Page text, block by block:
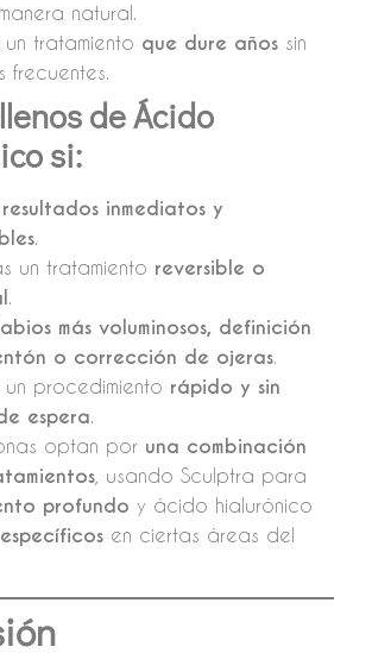
natural.
un tratamiento que dure años sin
frecuentes.
de Ácido
si:
resultados inmediatos y
.
un tratamiento reversible o
.
labios más voluminosos, definición
o corrección de ojeras.
un procedimiento rápido y sin
espera.
optan por una combinación
, usando Sculptra para
profundo y ácido hialurónico
en ciertas áreas del